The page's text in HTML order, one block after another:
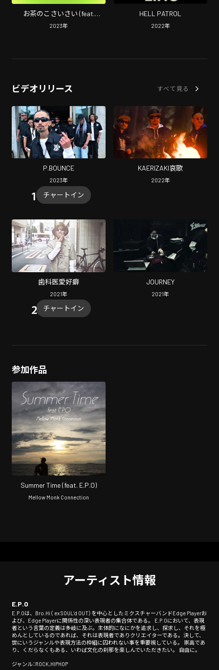
お茶のこさいさい (feat.
VACON)
2023年
HELL PATROL
2022年
ビデオリリース すべて見る
P.BOUNCE
2023年
チャートイン
KAERIZAKI哀歌
2022年
歯科医愛好癖
2021年
チャートイン
JOURNEY
2021年
参加作品
Summer Time (feat. E.P.O)
Mellow Monk Connection
アーティスト情報
E.P.O
E.P.Oは、Bro.Hi（ ex SOUL’d OUT）を中心としたミクスチャーバンドEdge Playerお
よび、Edge Playerに関係性の深い表現者の集合体である。 E.P.Oにおいて、表現
者という言葉の定義は多岐に及ぶ。主体的になにかを追求し、探求し、それを極
めんとしているのであれば、それは表現者でありクリエイターである。決して、
世にいうジャンルや表現方法の枠組に囚われない事を重要視している。 崇高であ
り、くだらなくもある、いわば文化の刹那を楽しんでいただきたい。 自由に。
ジャンル：ROCK,HIPHOP